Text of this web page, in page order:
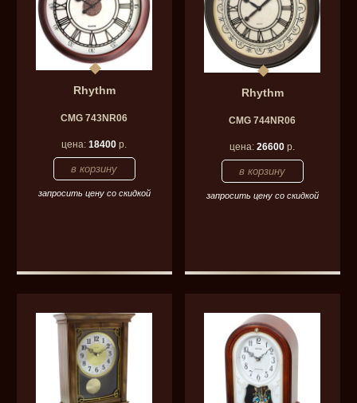
Rhythm
CMG 743NR06
цена:18400 р.
запросить цену со скидкой
Rhythm
CMG 744NR06
цена:26600 р.
запросить цену со скидкой